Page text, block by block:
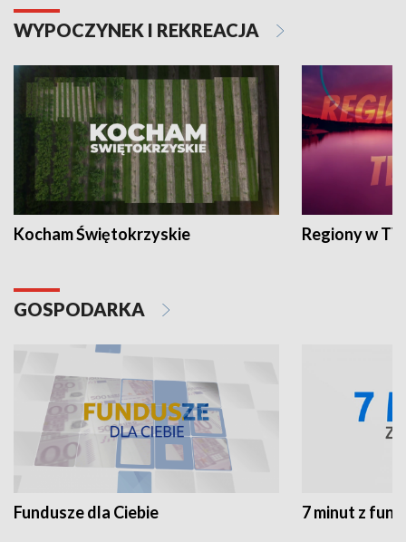
WYPOCZYNEK I REKREACJA
Kocham Świętokrzyskie Regiony w
GOSPODARKA
Fundusze dla Ciebie 7 minut z